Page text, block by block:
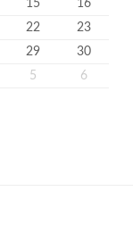
15
16
22
23
29
30
5 6